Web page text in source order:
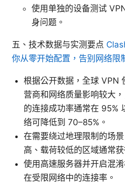
使用单独的设备测试
身问题。
五、技术数据与实测要点
你从零开始配置，告别网络限
根据公开数据，全球 VPN
营商和网络质量影响较大
的连接成功率通常在 95%
络可降低到 70–85%。
在需要绕过地理限制的场
高、载荷较低的区域通常
使用高速服务器并开启混
在受限网络中的连接率。